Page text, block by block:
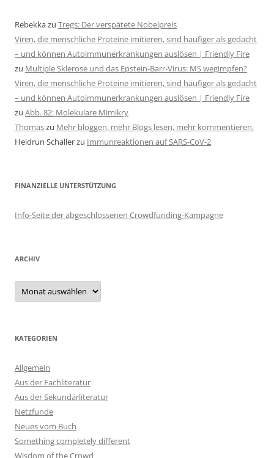
Rebekkazu Tregs: Der verspätete Nobelpreis
Viren, die menschliche Proteine imitieren, sind häufiger als gedacht
– und können Autoimmunerkrankungen auslösen | Friendly Fire
zu Multiple Sklerose und das Epstein-Barr-Virus: MS wegimpfen?
Viren, die menschliche Proteine imitieren, sind häufiger als gedacht
– und können Autoimmunerkrankungen auslösen | Friendly Fire
zu Abb. 82: Molekulare Mimikry
Thomaszu Mehr bloggen, mehr Blogs lesen, mehr kommentieren.
Heidrun Schallerzu Immunreaktionen auf SARS-CoV-2
FINANZIELLE UNTERSTÜTZUNG
Info-Seite der abgeschlossenen Crowdfunding-Kampagne
ARCHIV
Archiv
KATEGORIEN
Allgemein
Aus der Fachliteratur
Aus der Sekundärliteratur
Netzfunde
Neues vom Buch
Something completely different
Wisdom of the Crowd